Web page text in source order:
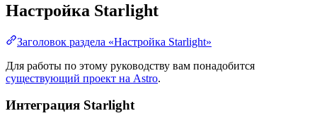
Настройка Starlight
Заголовок раздела «Настройка Starlight»
Для работы по этому руководству вам понадобится
существующий проект на Astro.
Интеграция Starlight